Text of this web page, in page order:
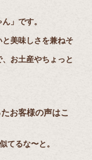
」です。
美味しさを兼ねそ
お土産やちょっと
お客様の声はこ
てるな〜と。